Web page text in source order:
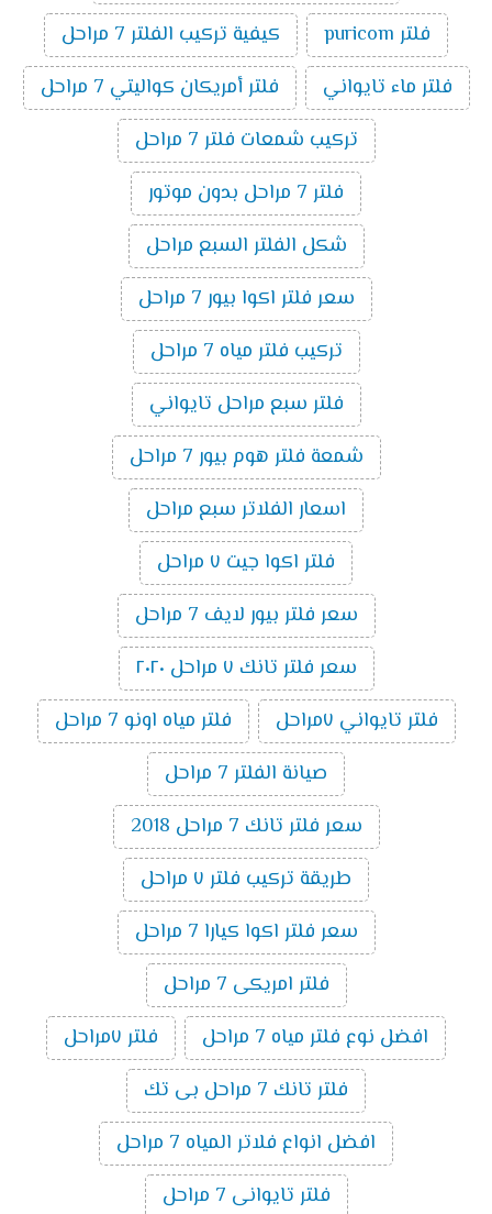
فلتر puricom
كيفية تركيب الفلتر 7 مراحل
فلتر ماء تايواني
فلتر أمريكان كواليتي 7 مراحل
تركيب شمعات فلتر 7 مراحل
فلتر 7 مراحل بدون موتور
شكل الفلتر السبع مراحل
سعر فلتر اكوا بيور 7 مراحل
تركيب فلتر مياه 7 مراحل
فلتر سبع مراحل تايواني
شمعة فلتر هوم بيور 7 مراحل
اسعار الفلاتر سبع مراحل
فلتر اكوا جيت ٧ مراحل
سعر فلتر بيور لايف 7 مراحل
سعر فلتر تانك ٧ مراحل ٢٠٢٠
فلتر تايواني ٧مراحل
فلتر مياه اونو 7 مراحل
صيانة الفلتر 7 مراحل
سعر فلتر تانك 7 مراحل 2018
طريقة تركيب فلتر ٧ مراحل
سعر فلتر اكوا كيارا 7 مراحل
فلتر امريكى 7 مراحل
افضل نوع فلتر مياه 7 مراحل
فلتر ٧مراحل
فلتر تانك 7 مراحل بى تك
افضل انواع فلاتر المياه 7 مراحل
فلتر تايوانى 7 مراحل